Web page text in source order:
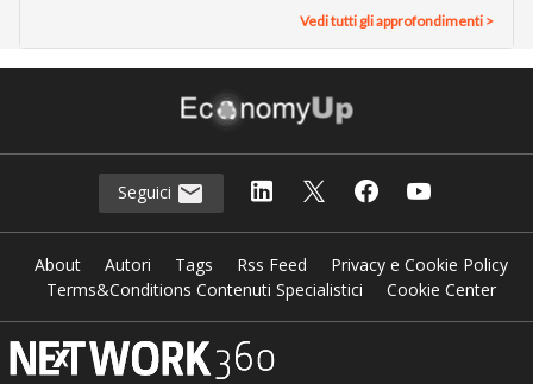
Vedi tutti gli approfondimenti >
Seguici
About Autori Tags Rss Feed
Privacy e Cookie Policy
Terms&Conditions Contenuti Specialistici
Cookie Center